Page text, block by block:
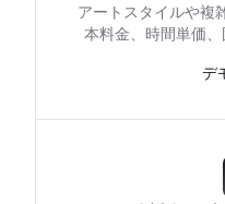
アートスタイルや複
本料金、時間単価、
デ